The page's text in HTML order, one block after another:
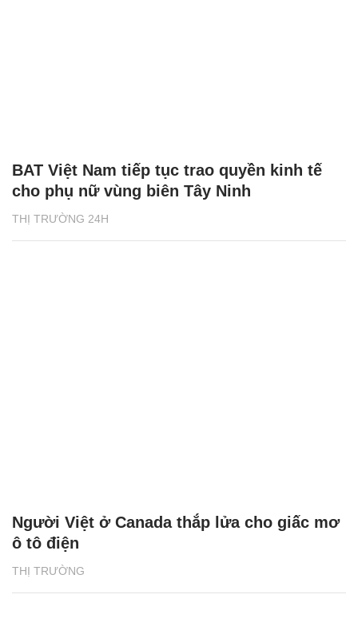
THỊ TRƯỜNG 24H
BAT Việt Nam tiếp tục trao quyền kinh tế
cho phụ nữ vùng biên Tây Ninh
THỊ TRƯỜNG
Người Việt ở Canada thắp lửa cho giấc mơ
ô tô điện